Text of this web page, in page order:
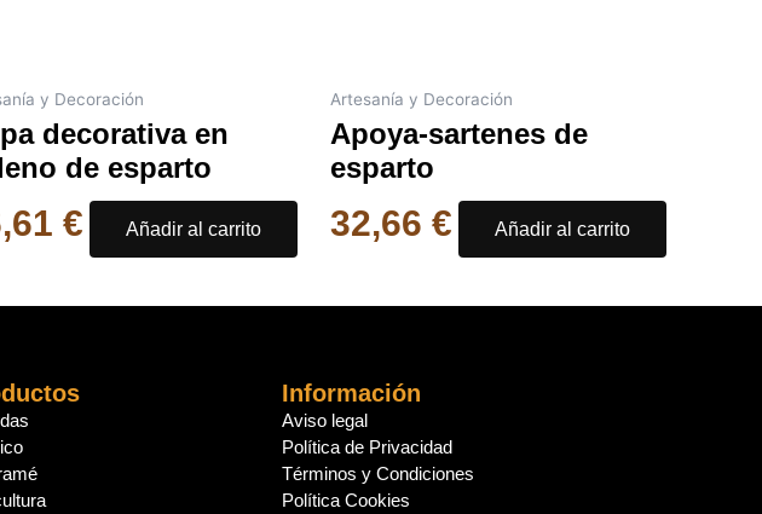
y Decoración
decorativa en
de esparto
€ Añadir al carrito
Artesanía y Decoración
Apoya-sartenes de
esparto
32,66 € Añadir al carrito
Información
Aviso legal
Política de Privacidad
Términos y Condiciones
Política Cookies